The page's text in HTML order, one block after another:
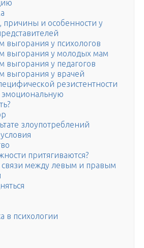
причины и особенности у
выгорания у психологов
выгорания у молодых мам
выгорания у педагогов
выгорания у врачей
резистентности
эмоциональную
злоупотреблений
притягиваются?
между левым и правым
в психологии